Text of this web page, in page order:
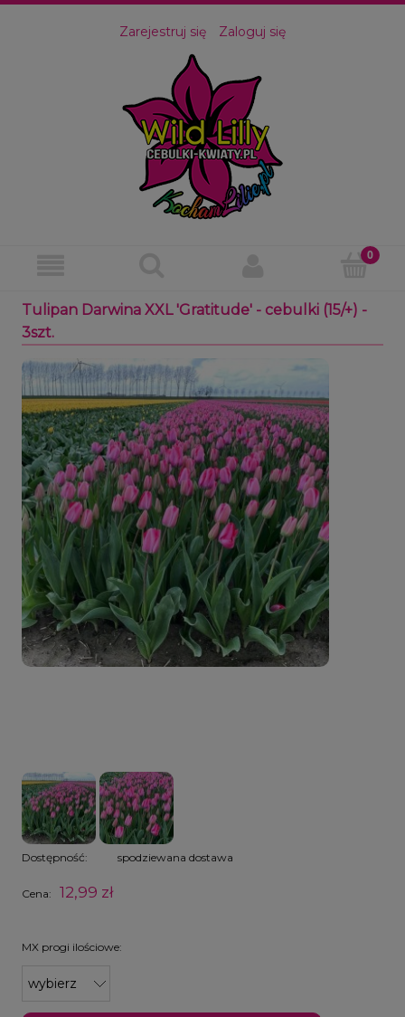
Zarejestruj się Zaloguj się
Tulipan Darwina XXL 'Gratitude' - cebulki (15/+) -
3szt.
Dostępność: spodziewana dostawa
Cena: 12,99 zł
MX progi ilościowe: